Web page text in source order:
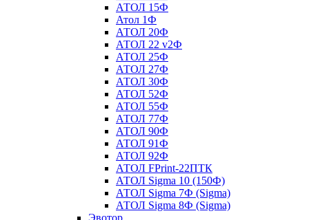
АТОЛ 15Ф
Атол 1Ф
АТОЛ 20Ф
АТОЛ 22 v2Ф
АТОЛ 25Ф
АТОЛ 27Ф
АТОЛ 30Ф
АТОЛ 52Ф
АТОЛ 55Ф
АТОЛ 77Ф
АТОЛ 90Ф
АТОЛ 91Ф
АТОЛ 92Ф
АТОЛ FPrint-22ПТК
АТОЛ Sigma 10 (150Ф)
АТОЛ Sigma 7Ф (Sigma)
АТОЛ Sigma 8Ф (Sigma)
Эвотор